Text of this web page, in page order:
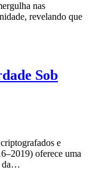
nas
revelando que
Sob
e
oferece uma
da…